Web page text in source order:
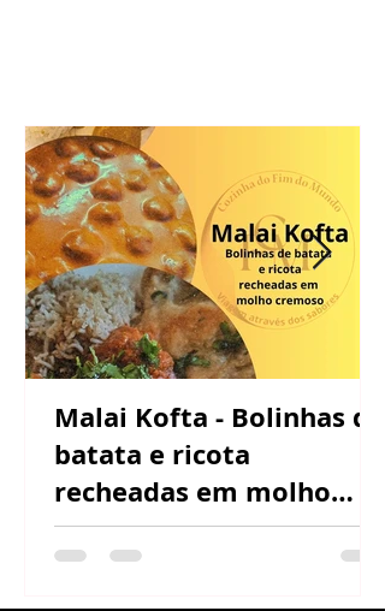
Malai Kofta - Bolinhas de
batata e ricota
recheadas em molho
cremoso de castanha de
caju